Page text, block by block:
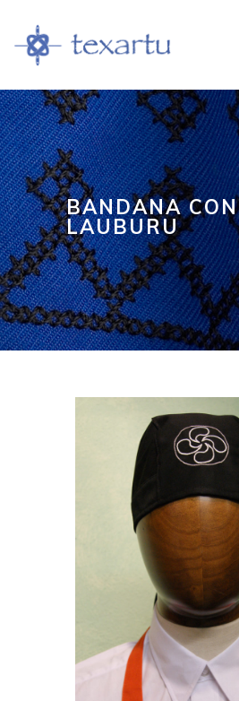
BANDANA CON
LAUBURU